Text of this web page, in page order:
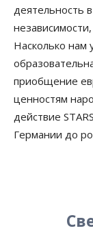
деятельность
Насколько нам
приобщение
ценностям
действие
Германии до